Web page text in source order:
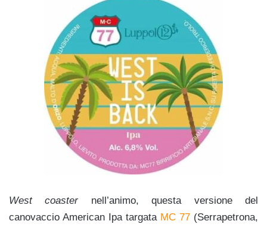
West coasternell’animo, questa versione del
canovaccio American Ipa targata MC 77 (Serrapetrona,